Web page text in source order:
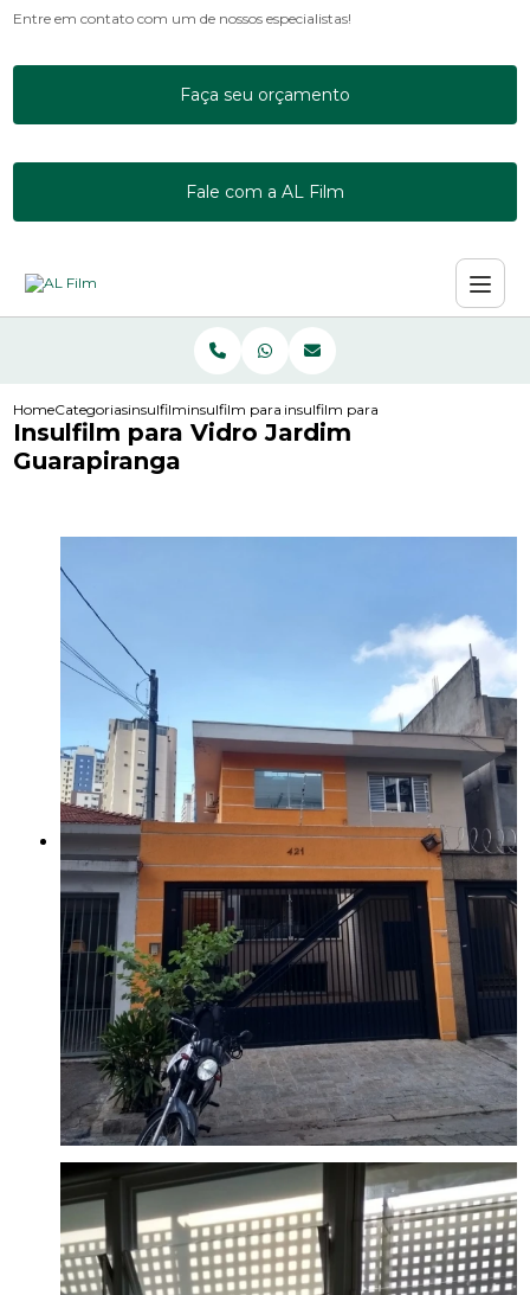
Entre em contato com um de nossos especialistas!
Faça seu orçamento
Fale com a AL Film
HomeCategoriasinsulfilminsulfilm para janela residencial
insulfilm para vidro jardim
Insulfilm para Vidro Jardim
Guarapiranga